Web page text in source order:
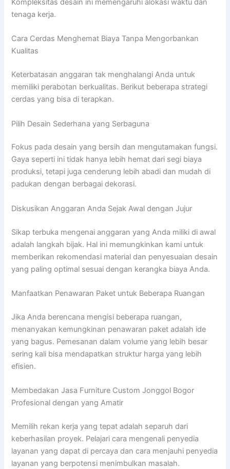
Kompleksitas desain ini memengaruhi alokasi waktu dan
tenaga kerja.
Cara Cerdas Menghemat Biaya Tanpa Mengorbankan
Kualitas
Keterbatasan anggaran tak menghalangi Anda untuk
memiliki perabotan berkualitas. Berikut beberapa strategi
cerdas yang bisa di terapkan.
Pilih Desain Sederhana yang Serbaguna
Fokus pada desain yang bersih dan mengutamakan fungsi.
Gaya seperti ini tidak hanya lebih hemat dari segi biaya
produksi, tetapi juga cenderung lebih abadi dan mudah di
padukan dengan berbagai dekorasi.
Diskusikan Anggaran Anda Sejak Awal dengan Jujur
Sikap terbuka mengenai anggaran yang Anda miliki di awal
adalah langkah bijak. Hal ini memungkinkan kami untuk
memberikan rekomendasi material dan penyesuaian desain
yang paling optimal sesuai dengan kerangka biaya Anda.
Manfaatkan Penawaran Paket untuk Beberapa Ruangan
Jika Anda berencana mengisi beberapa ruangan,
menanyakan kemungkinan penawaran paket adalah ide
yang bagus. Pemesanan dalam volume yang lebih besar
sering kali bisa mendapatkan struktur harga yang lebih
efisien.
Membedakan Jasa Furniture Custom Jonggol Bogor
Profesional dengan yang Amatir
Memilih rekan kerja yang tepat adalah separuh dari
keberhasilan proyek. Pelajari cara mengenali penyedia
layanan yang dapat di percaya dan cara menjauhi penyedia
layanan yang berpotensi menimbulkan masalah.